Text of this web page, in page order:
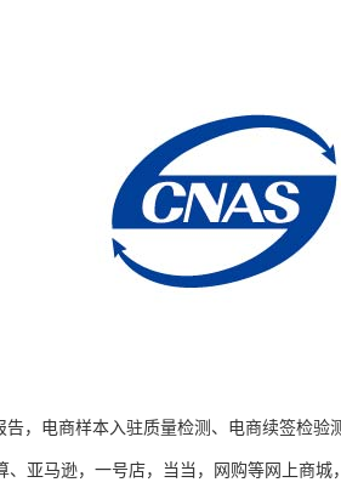
，电商样本入驻质量检测、电商续签检验
亚马逊，一号店，当当，网购等网上商城